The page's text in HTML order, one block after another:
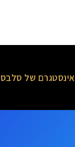
אינסטגרם של סלבס